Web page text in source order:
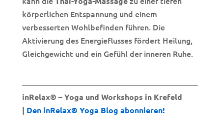
körperlichen Entspannung und einem
verbesserten Wohlbefinden führen. Die
Aktivierung des Energieflusses fördert Heilung,
Gleichgewicht und ein Gefühl der inneren Ruhe.
inRelax® – Yoga und Workshops in Krefeld
| Den inRelax® Yoga Blog abonnieren!